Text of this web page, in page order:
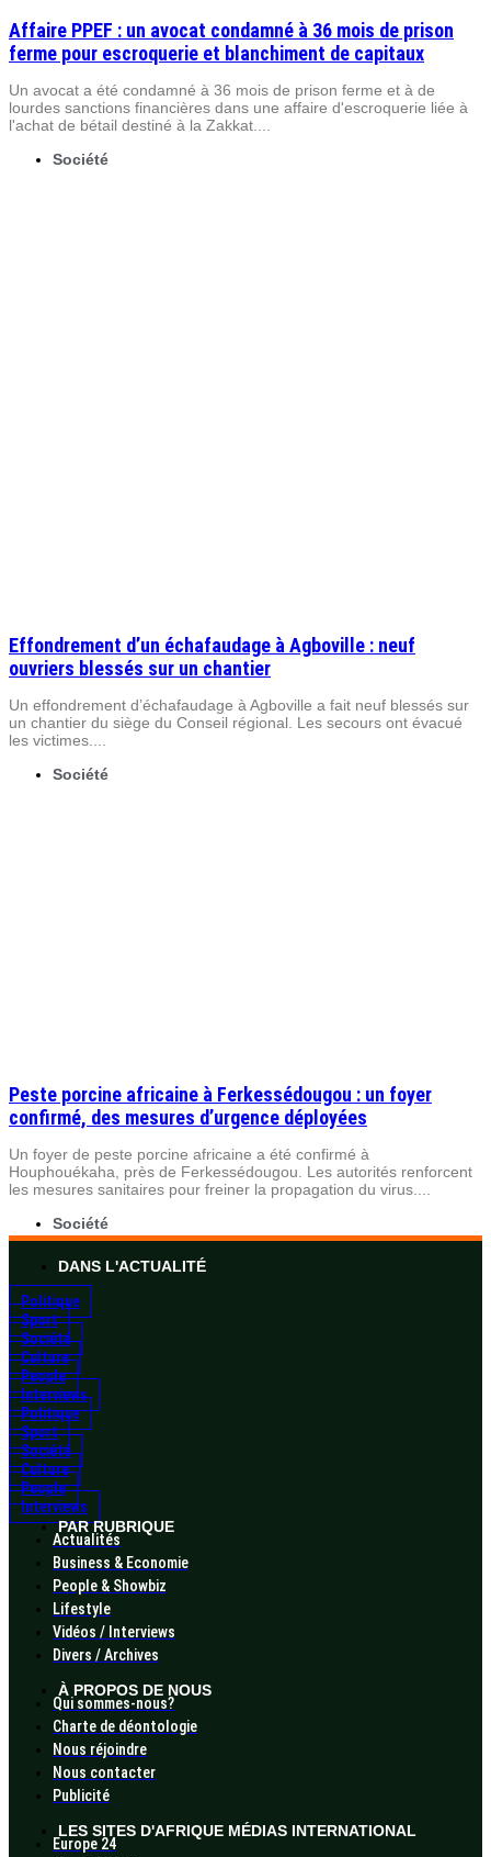
Affaire PPEF : un avocat condamné à 36 mois de prison
ferme pour escroquerie et blanchiment de capitaux
Un avocat a été condamné à 36 mois de prison ferme et à de
lourdes sanctions financières dans une affaire d'escroquerie liée à
l'achat de bétail destiné à la Zakkat....
Société
Effondrement d’un échafaudage à Agboville : neuf
ouvriers blessés sur un chantier
Un effondrement d’échafaudage à Agboville a fait neuf blessés sur
un chantier du siège du Conseil régional. Les secours ont évacué
les victimes....
Société
Peste porcine africaine à Ferkessédougou : un foyer
confirmé, des mesures d’urgence déployées
Un foyer de peste porcine africaine a été confirmé à
Houphouékaha, près de Ferkessédougou. Les autorités renforcent
les mesures sanitaires pour freiner la propagation du virus....
Société
DANS L'ACTUALITÉ
Politique
Sport
Société
Culture
People
Interviews
Politique
Sport
Société
Culture
People
Interviews
PAR RUBRIQUE
Actualités
Business & Economie
People & Showbiz
Lifestyle
Vidéos / Interviews
Divers / Archives
À PROPOS DE NOUS
Qui sommes-nous?
Charte de déontologie
Nous réjoindre
Nous contacter
Publicité
LES SITES D'AFRIQUE MÉDIAS INTERNATIONAL
Europe 24